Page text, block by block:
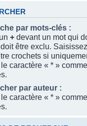
par mots-clés :
+ devant un mot qui
être exclu.
crochets si
caractère « * »
par auteur :
caractère « * »